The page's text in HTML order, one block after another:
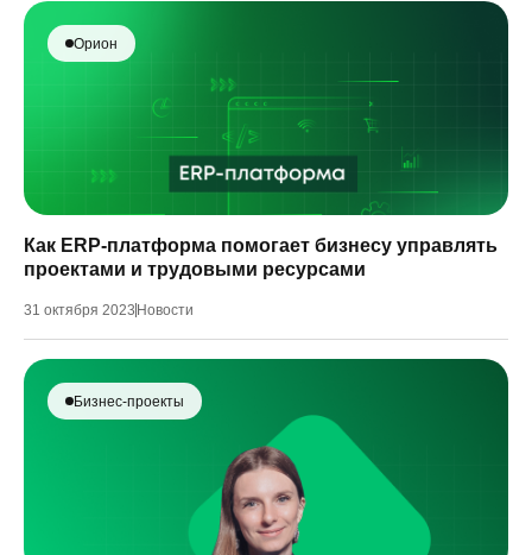
Орион
Как ERP-платформа помогает бизнесу управлять
проектами и трудовыми ресурсами
31 октября 2023 Новости
Бизнес-проекты